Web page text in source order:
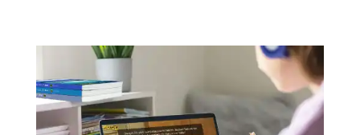
sistematik ve bütünsel bir bakıș açısı sunan
kitapların kavramsal öğrenmeyi destekleyen
öğrenme akışıyla
öğrenci çok boyutlu düșünme
becerisi kazanır.